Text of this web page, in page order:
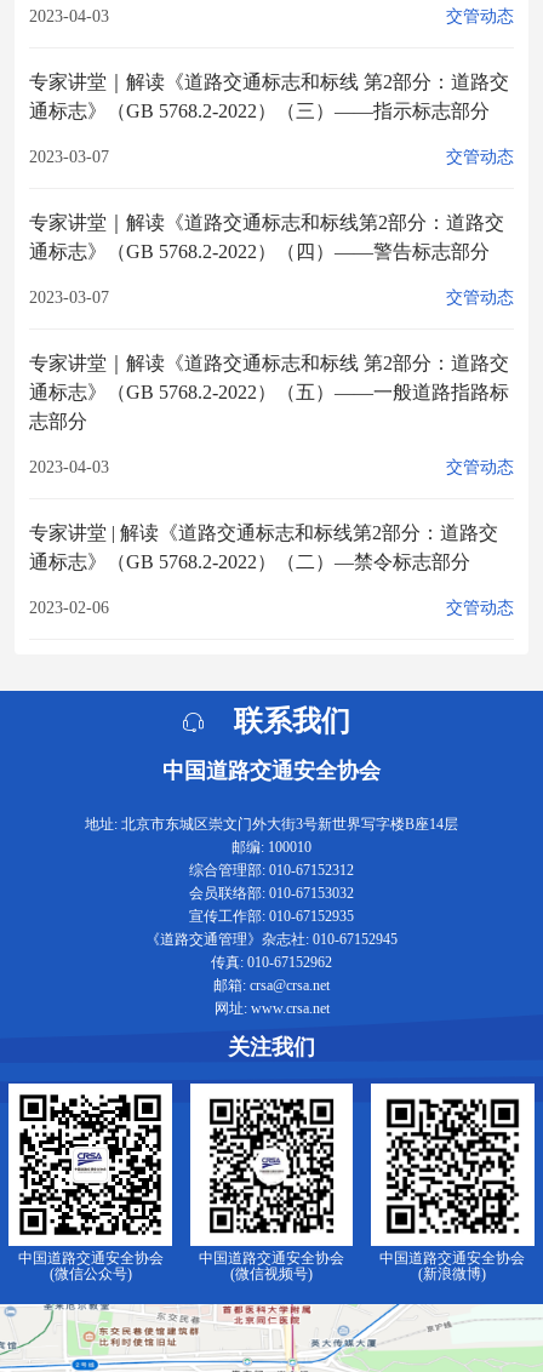
2023-04-03 交管动态
专家讲堂｜解读《道路交通标志和标线 第2部分：道路交
通标志》（GB 5768.2-2022）（三）——指示标志部分
2023-03-07 交管动态
专家讲堂｜解读《道路交通标志和标线第2部分：道路交
通标志》（GB 5768.2-2022）（四）——警告标志部分
2023-03-07 交管动态
专家讲堂｜解读《道路交通标志和标线 第2部分：道路交
通标志》（GB 5768.2-2022）（五）——一般道路指路标
志部分
2023-04-03 交管动态
专家讲堂 | 解读《道路交通标志和标线第2部分：道路交
通标志》（GB 5768.2-2022）（二）—禁令标志部分
2023-02-06 交管动态
联系我们
中国道路交通安全协会
地址: 北京市东城区崇文门外大街3号新世界写字楼B座14层
邮编: 100010
综合管理部: 010-67152312
会员联络部: 010-67153032
宣传工作部: 010-67152935
《道路交通管理》杂志社: 010-67152945
传真: 010-67152962
邮箱: crsa@crsa.net
网址: www.crsa.net
关注我们
中国道路交通安全协会
(微信公众号)
中国道路交通安全协会
(微信视频号)
中国道路交通安全协会
(新浪微博)